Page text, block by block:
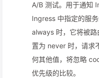
A/B 测试。用于通知
Ingress 中指定的服
always 时，它将被
置为 never 时，请求
何其他值，将忽略
优先级的比较。